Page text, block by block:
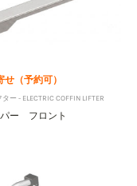
せ（予約可）
ー - ELECTRIC COFFIN LIFTER
パー フロント